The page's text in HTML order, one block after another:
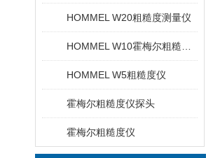
HOMMEL W20粗糙度测量仪
HOMMEL W5粗糙度仪
霍梅尔粗糙度仪探头
霍梅尔粗糙度仪